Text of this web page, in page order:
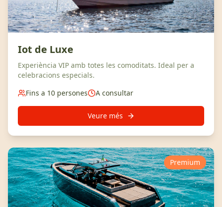
Iot de Luxe
Experiència VIP amb totes les comoditats. Ideal per a
celebracions especials.
Fins a 10 persones
A consultar
Veure més
Premium